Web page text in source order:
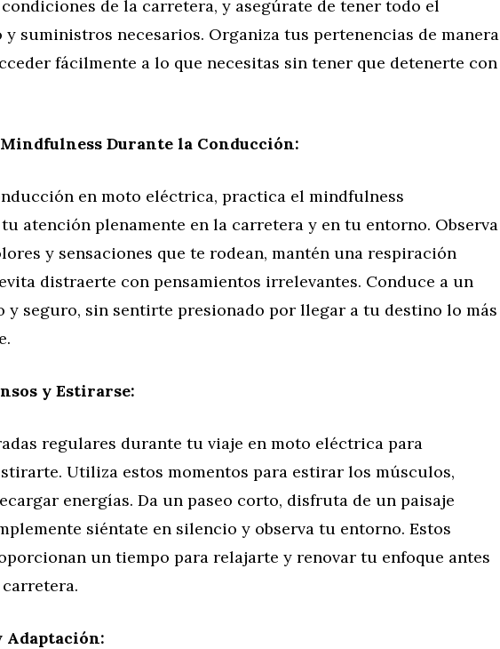
de la carretera, y asegúrate de tener todo el
y suministros necesarios. Organiza tus pertenencias de manera
fácilmente a lo que necesitas sin tener que detenerte con
Durante la Conducción:
en moto eléctrica, practica el mindfulness
atención plenamente en la carretera y en tu entorno. Observa
y sensaciones que te rodean, mantén una respiración
distraerte con pensamientos irrelevantes. Conduce a un
y seguro, sin sentirte presionado por llegar a tu destino lo más
y Estirarse:
regulares durante tu viaje en moto eléctrica para
Utiliza estos momentos para estirar los músculos,
energías. Da un paseo corto, disfruta de un paisaje
siéntate en silencio y observa tu entorno. Estos
un tiempo para relajarte y renovar tu enfoque antes
Adaptación: